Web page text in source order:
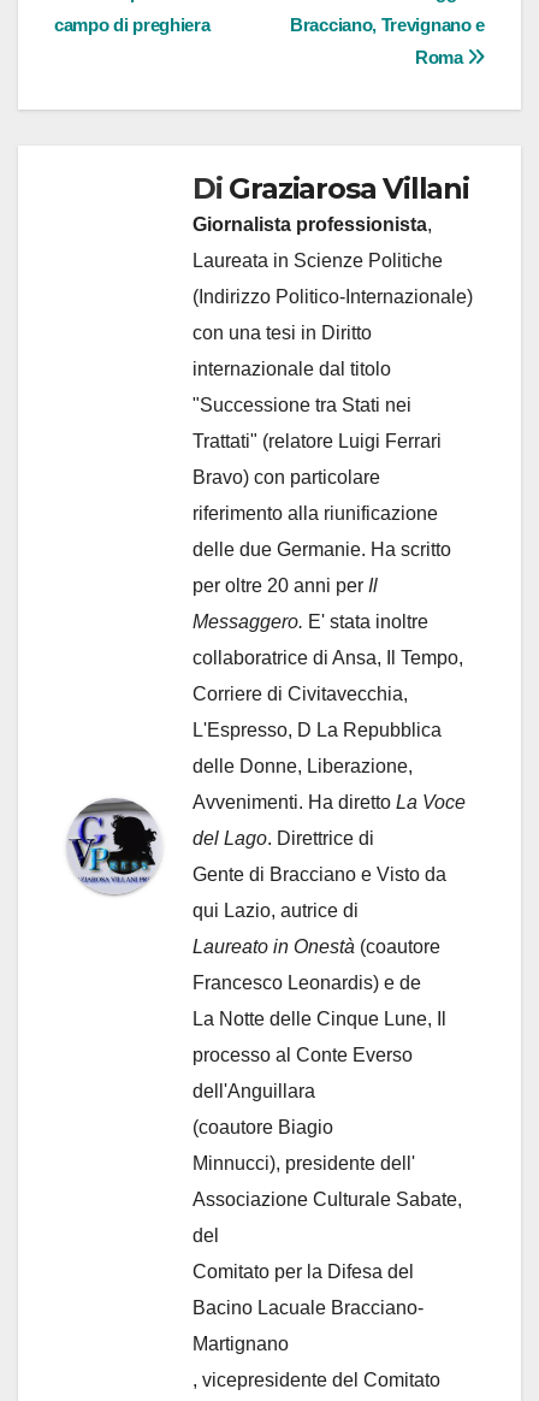
Bracciano, Trevignano e
Roma
campo di preghiera
Di Graziarosa Villani
Giornalista professionista,
Laureata in Scienze Politiche
(Indirizzo Politico-Internazionale)
con una tesi in Diritto
internazionale dal titolo
"Successione tra Stati nei
Trattati" (relatore Luigi Ferrari
Bravo) con particolare
riferimento alla riunificazione
delle due Germanie. Ha scritto
per oltre 20 anni per Il
Messaggero. E' stata inoltre
collaboratrice di Ansa, Il Tempo,
Corriere di Civitavecchia,
L'Espresso, D La Repubblica
delle Donne, Liberazione,
Avvenimenti. Ha diretto La Voce
del Lago. Direttrice di
Gente di Bracciano e Visto da
qui Lazio, autrice di
Laureato in Onestà (coautore
Francesco Leonardis) e de
La Notte delle Cinque Lune, Il
processo al Conte Everso
dell'Anguillara
(coautore Biagio
Minnucci), presidente dell'
Associazione Culturale Sabate,
del
Comitato per la Difesa del
Bacino Lacuale Bracciano-
Martignano
, vicepresidente del Comitato